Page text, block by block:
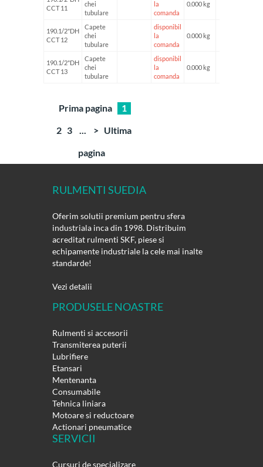
CCT 11
chei
tubulare
la
comanda
0.000 kg
190.1/2"DH
CCT 12
Capete
chei
tubulare
disponibil
la
comanda
0.000 kg
190.1/2"DH
CCT 13
Capete
chei
tubulare
disponibil
la
comanda
0.000 kg
Prima pagina
1
2 3 ... > Ultima
pagina
RULMENTI SUEDIA
Oferim solutii premium pentru sfera
industriala inca din 1998. Distribuim
acreditat rulmenti SKF, piese si
echipamente industriale la cele mai inalte
standarde!
Vezi detalii
PRODUSELE NOASTRE
Rulmenti si accesorii
Transmiterea puterii
Lubrifiere
Etansari
Mentenanta
Consumabile
Tehnica liniara
Motoare si reductoare
Actionari pneumatice
SERVICII
Cursuri de specializare